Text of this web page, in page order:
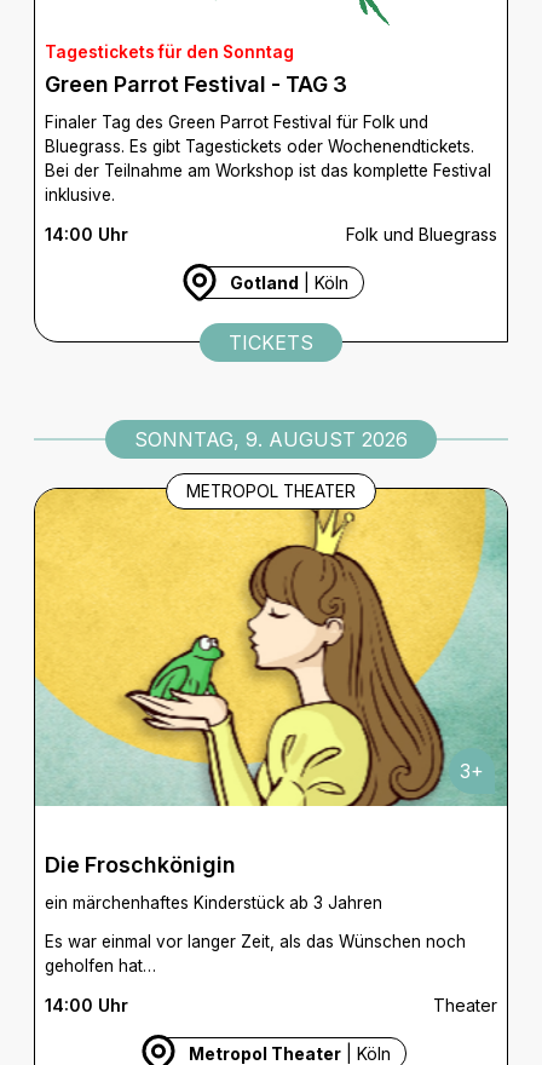
Tagestickets für den Sonntag
Green Parrot Festival - TAG 3
Finaler Tag des Green Parrot Festival für Folk und
Bluegrass. Es gibt Tagestickets oder Wochenendtickets.
Bei der Teilnahme am Workshop ist das komplette Festival
inklusive.
14:00 Uhr Folk und Bluegrass
Gotland | Köln
TICKETS
SONNTAG, 9. AUGUST 2026
METROPOL THEATER
3+
Die Froschkönigin
ein märchenhaftes Kinderstück ab 3 Jahren
Es war einmal vor langer Zeit, als das Wünschen noch
geholfen hat…
14:00 Uhr Theater
Metropol Theater| Köln